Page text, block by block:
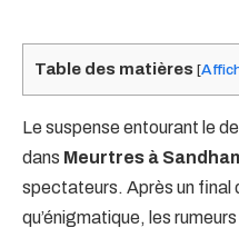
Table des matières [
Le suspense entourant le
dans Meurtres à
spectateurs. Après un final
qu’énigmatique, les